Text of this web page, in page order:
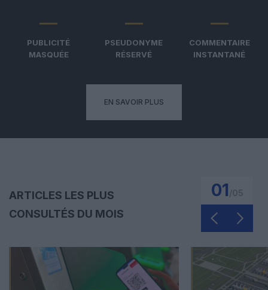
PUBLICITÉ
MASQUÉE
PSEUDONYME
RÉSERVÉ
COMMENTAIRE
INSTANTANÉ
EN SAVOIR PLUS
ARTICLES LES PLUS
CONSULTÉS DU MOIS
01